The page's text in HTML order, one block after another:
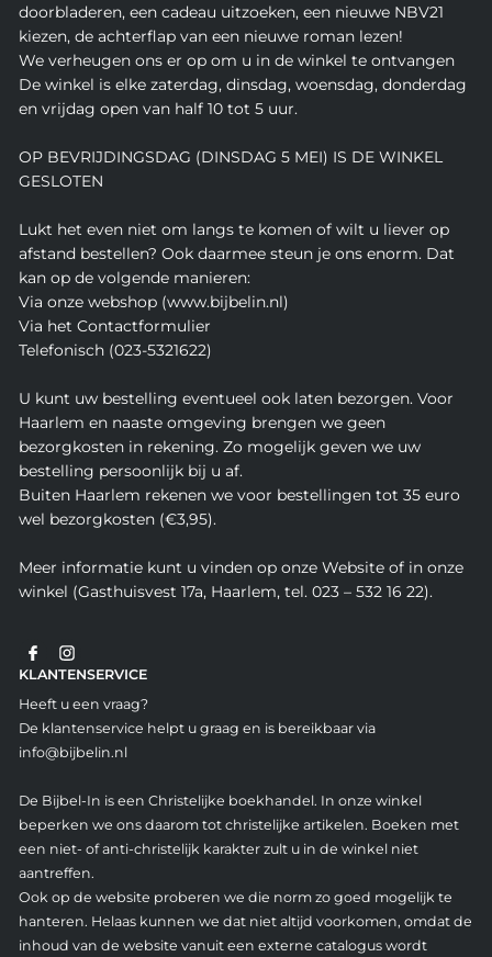
doorbladeren, een cadeau uitzoeken, een nieuwe NBV21
kiezen, de achterflap van een nieuwe roman lezen!
We verheugen ons er op om u in de winkel te ontvangen
De winkel is elke zaterdag, dinsdag, woensdag, donderdag
en vrijdag open van half 10 tot 5 uur.
OP BEVRIJDINGSDAG (DINSDAG 5 MEI) IS DE WINKEL
GESLOTEN
Lukt het even niet om langs te komen of wilt u liever op
afstand bestellen? Ook daarmee steun je ons enorm. Dat
kan op de volgende manieren:
Via onze webshop (www.bijbelin.nl)
Via het Contactformulier
Telefonisch (023-5321622)
U kunt uw bestelling eventueel ook laten bezorgen. Voor
Haarlem en naaste omgeving brengen we geen
bezorgkosten in rekening. Zo mogelijk geven we uw
bestelling persoonlijk bij u af.
Buiten Haarlem rekenen we voor bestellingen tot 35 euro
wel bezorgkosten (€3,95).
Meer informatie kunt u vinden op onze Website of in onze
winkel (Gasthuisvest 17a, Haarlem, tel. 023 – 532 16 22).
KLANTENSERVICE
Heeft u een vraag?
De klantenservice helpt u graag en is bereikbaar via
info@bijbelin.nl
De Bijbel-In is een Christelijke boekhandel. In onze winkel
beperken we ons daarom tot christelijke artikelen. Boeken met
een niet- of anti-christelijk karakter zult u in de winkel niet
aantreffen.
Ook op de website proberen we die norm zo goed mogelijk te
hanteren. Helaas kunnen we dat niet altijd voorkomen, omdat de
inhoud van de website vanuit een externe catalogus wordt